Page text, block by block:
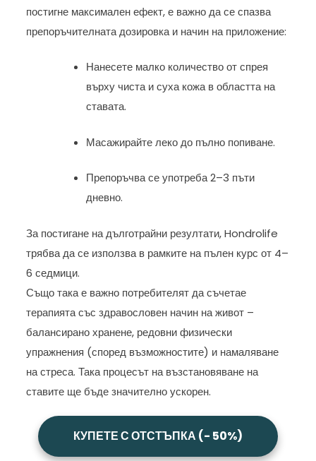
постигне максимален ефект, е важно да се спазва
препоръчителната дозировка и начин на приложение:
Нанесете малко количество от спрея
върху чиста и суха кожа в областта на
ставата.
Масажирайте леко до пълно попиване.
Препоръчва се употреба 2–3 пъти
дневно.
За постигане на дълготрайни резултати, Hondrolife
трябва да се използва в рамките на пълен курс от 4–
6 седмици.
Също така е важно потребителят да съчетае
терапията със здравословен начин на живот –
балансирано хранене, редовни физически
упражнения (според възможностите) и намаляване
на стреса. Така процесът на възстановяване на
ставите ще бъде значително ускорен.
КУПЕТЕ С ОТСТЪПКА (- 50%)